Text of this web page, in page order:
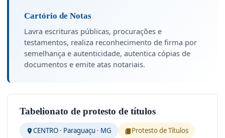
Cartório de Notas
Lavra escrituras públicas, procurações e
testamentos, realiza reconhecimento de firma por
semelhança e autenticidade, autentica cópias de
documentos e emite atas notariais.
Tabelionato de protesto de títulos
CENTRO · Paraguaçu · MG Protesto de Títulos